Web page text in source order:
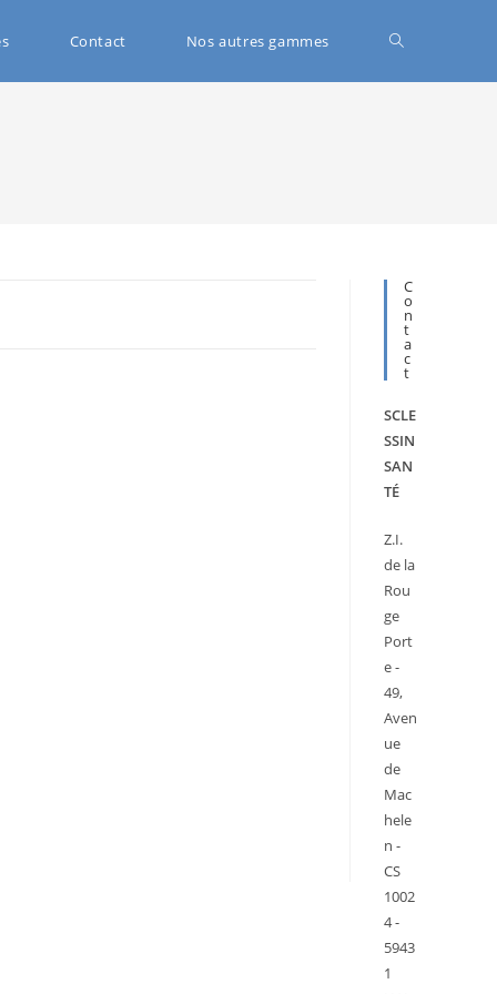
Contact Nos autres gammes
C
O
N
T
A
C
T
SCLE
SSIN
SAN
TÉ
Z.I.
de la
Rou
ge
Port
e -
49,
Aven
ue
de
Mac
hele
n -
CS
1002
4 -
5943
1